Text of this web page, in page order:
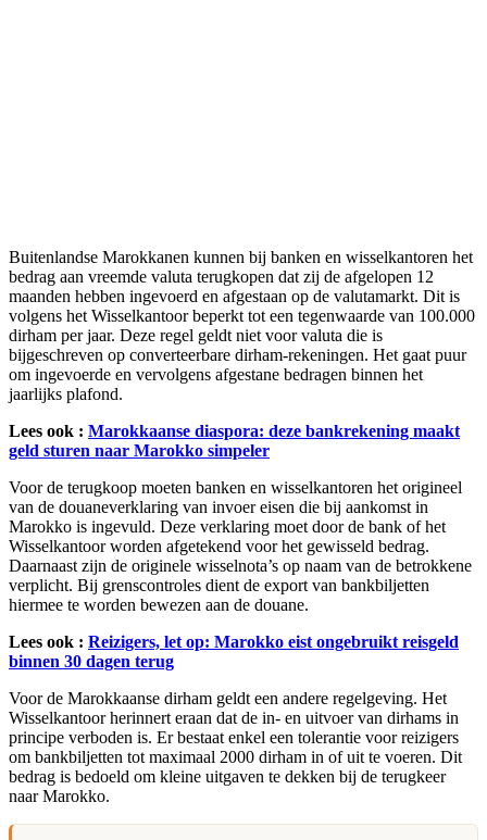
Buitenlandse Marokkanen kunnen bij banken en wisselkantoren het
bedrag aan vreemde valuta terugkopen dat zij de afgelopen 12
maanden hebben ingevoerd en afgestaan op de valutamarkt. Dit is
volgens het Wisselkantoor beperkt tot een tegenwaarde van 100.000
dirham per jaar. Deze regel geldt niet voor valuta die is
bijgeschreven op converteerbare dirham-rekeningen. Het gaat puur
om ingevoerde en vervolgens afgestane bedragen binnen het
jaarlijks plafond.
Lees ook : Marokkaanse diaspora: deze bankrekening maakt
geld sturen naar Marokko simpeler
Voor de terugkoop moeten banken en wisselkantoren het origineel
van de douaneverklaring van invoer eisen die bij aankomst in
Marokko is ingevuld. Deze verklaring moet door de bank of het
Wisselkantoor worden afgetekend voor het gewisseld bedrag.
Daarnaast zijn de originele wisselnota’s op naam van de betrokkene
verplicht. Bij grenscontroles dient de export van bankbiljetten
hiermee te worden bewezen aan de douane.
Lees ook : Reizigers, let op: Marokko eist ongebruikt reisgeld
binnen 30 dagen terug
Voor de Marokkaanse dirham geldt een andere regelgeving. Het
Wisselkantoor herinnert eraan dat de in- en uitvoer van dirhams in
principe verboden is. Er bestaat enkel een tolerantie voor reizigers
om bankbiljetten tot maximaal 2000 dirham in of uit te voeren. Dit
bedrag is bedoeld om kleine uitgaven te dekken bij de terugkeer
naar Marokko.